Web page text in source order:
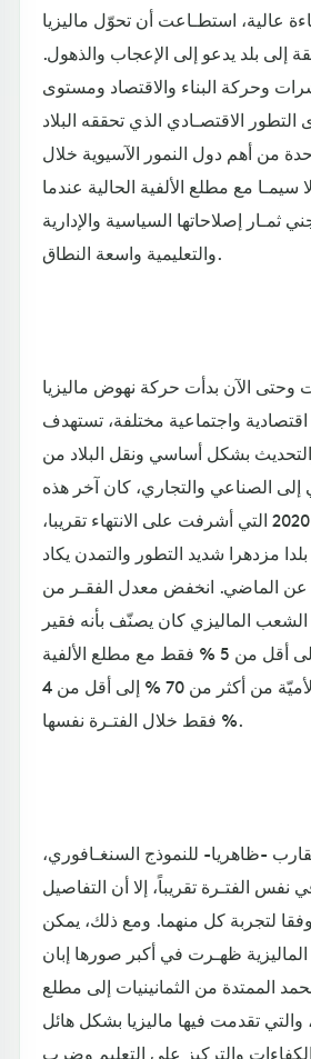
عالية، استطـاعت أن تحوّل ماليزيا
إلى بلد يدعو إلى الإعجاب والذهول.
وحركة البناء والاقتصاد ومستوى
الاقتصـادي الذي تحققه البلاد
من أهم دول النمور الآسيوية خلال
سيمـا مع مطلع الألفية الحالية عندما
ثمـار إصلاحاتها السياسية والإدارية
والتعليمية واسعة النطاق.
وحتى الآن بدأت حركة نهوض ماليزيا
واجتماعية مختلفة، تستهدف
بشكل أساسي ونقل البلاد من
إلى الصناعي والتجاري، كان آخر هذه
المخططات خطة 2020 التي أشرفت على الانتهاء تقريبا،
مزدهرا شديد التطور والتمدن يكاد
عن الماضي. انخفض معدل الفقـر من
الماليزي كان يصنّف بأنه فقير
منذ 50 عاما) إلى أقل من 5 % فقط مع مطلع الألفية
الجديدة، وتراجعت الأميّة من أكثر من 70 % إلى أقل من 4
% فقط خلال الفتـرة نفسها.
-ظاهريا- للنموذج السنغـافوري،
نفس الفتـرة تقريباً، إلا أن التفاصيل
لتجربة كل منهما. ومع ذلك، يمكن
الماليزية ظهـرت في أكبر صورها إبان
الممتدة من الثمانينيات إلى مطلع
والتي تقدمت فيها ماليزيا بشكل هائل
والتركيز على التعليم وضرب